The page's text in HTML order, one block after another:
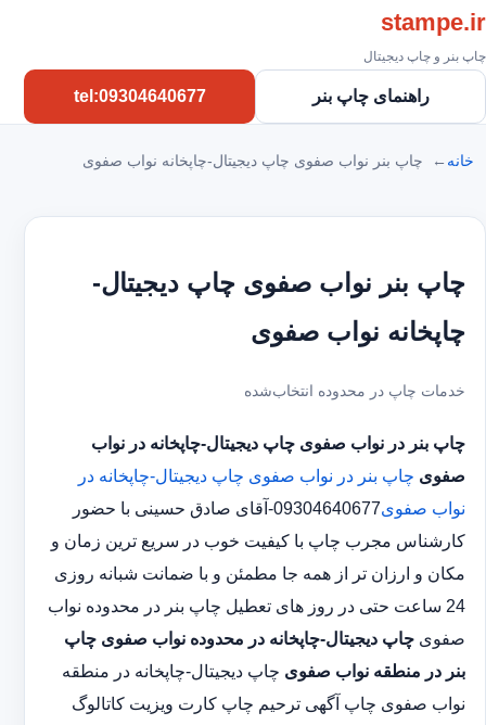
stampe.ir
چاپ بنر و چاپ دیجیتال
راهنمای چاپ بنر tel:09304640677
خانه چاپ بنر نواب صفوی چاپ دیجیتال-چاپخانه نواب صفوی
چاپ بنر نواب صفوی چاپ دیجیتال-
چاپخانه نواب صفوی
خدمات چاپ در محدوده انتخاب‌شده
چاپ بنر در نواب صفوی چاپ دیجیتال-چاپخانه در نواب
صفوی چاپ بنر در نواب صفوی چاپ دیجیتال-چاپخانه در
نواب صفوی
09304640677-آقای صادق حسینی با حضور
کارشناس مجرب چاپ با کیفیت خوب در سریع ترین زمان و
مکان و ارزان تر از همه جا مطمئن و با ضمانت شبانه روزی
24 ساعت حتی در روز های تعطیل چاپ بنر در محدوده نواب
صفوی چاپ دیجیتال-چاپخانه در محدوده نواب صفوی چاپ
بنر در منطقه نواب صفوی چاپ دیجیتال-چاپخانه در منطقه
نواب صفوی چاپ آگهی ترحیم چاپ کارت ویزیت کاتالوگ